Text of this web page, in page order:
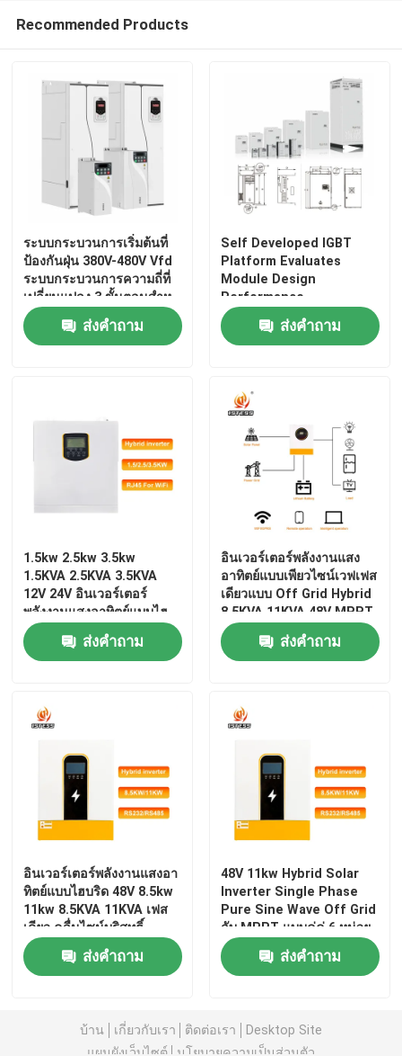
ขอทุน
ไดรฟ์ความถี่ตัวแปร VFD
ตัวแปลงความถี่ตัวแปร
อินเวอร์เตอร์ไดรฟ์ความถี่
การขับเคลื่อนความถี่ที่เปลี่ยนแปลงสําหรับเครน
สถานีชาร์จ EV ที่เก็บพลังงานที่สามารถปรับปรุงได้
เครื่องมือเพิ่มประสิทธิภาพพลังงานแสงอาทิตย์
Recommended Products
ระบบกระบวนการเริ่มต้นที่
ป้องกันฝุ่น 380V-480V Vfd
ระบบกระบวนการความถี่ที่
เปลี่ยนแปลง 3 ขั้นตอนสําห
รับเครน
ส่งคำถาม
Self Developed IGBT
Platform Evaluates
Module Design
Performance
ส่งคำถาม
1.5kw 2.5kw 3.5kw
1.5KVA 2.5KVA 3.5KVA
12V 24V อินเวอร์เตอร์
พลังงานแสงอาทิตย์แบบไฮ
บริด เฟสเดียว คลื่นไซน์
บริสุทธิ์ นอกกริด พร้อม
ฟังก์ชัน MPPT ปลุก
ส่งคำถาม
อินเวอร์เตอร์พลังงานแสง
อาทิตย์แบบเพียวไซน์เวฟเฟส
เดียวแบบ Off Grid Hybrid
8.5KVA 11KVA 48V MPPT
พร้อมฝาครอบกันฝุ่นแบบ
ถอดได้สำหรับสภาพแวดล้อม
ที่รุนแรง
ส่งคำถาม
อินเวอร์เตอร์พลังงานแสงอา
ทิตย์แบบไฮบริด 48V 8.5kw
11kw 8.5KVA 11KVA เฟส
เดียว คลื่นไซน์บริสุทธิ์
เอาต์พุต AC คู่ อินเวอร์เตอร์
พลังงานแสงอาทิตย์แบบออฟ
กริด
ส่งคำถาม
48V 11kw Hybrid Solar
Inverter Single Phase
Pure Sine Wave Off Grid
กับ MPPT แบบคู่คู่ 6 หน่วย
ส่งคำถาม
บ้าน เกี่ยวกับเรา ติดต่อเรา
Desktop Site
แผนผังเว็บไซต์
นโยบายความเป็นส่วนตัว